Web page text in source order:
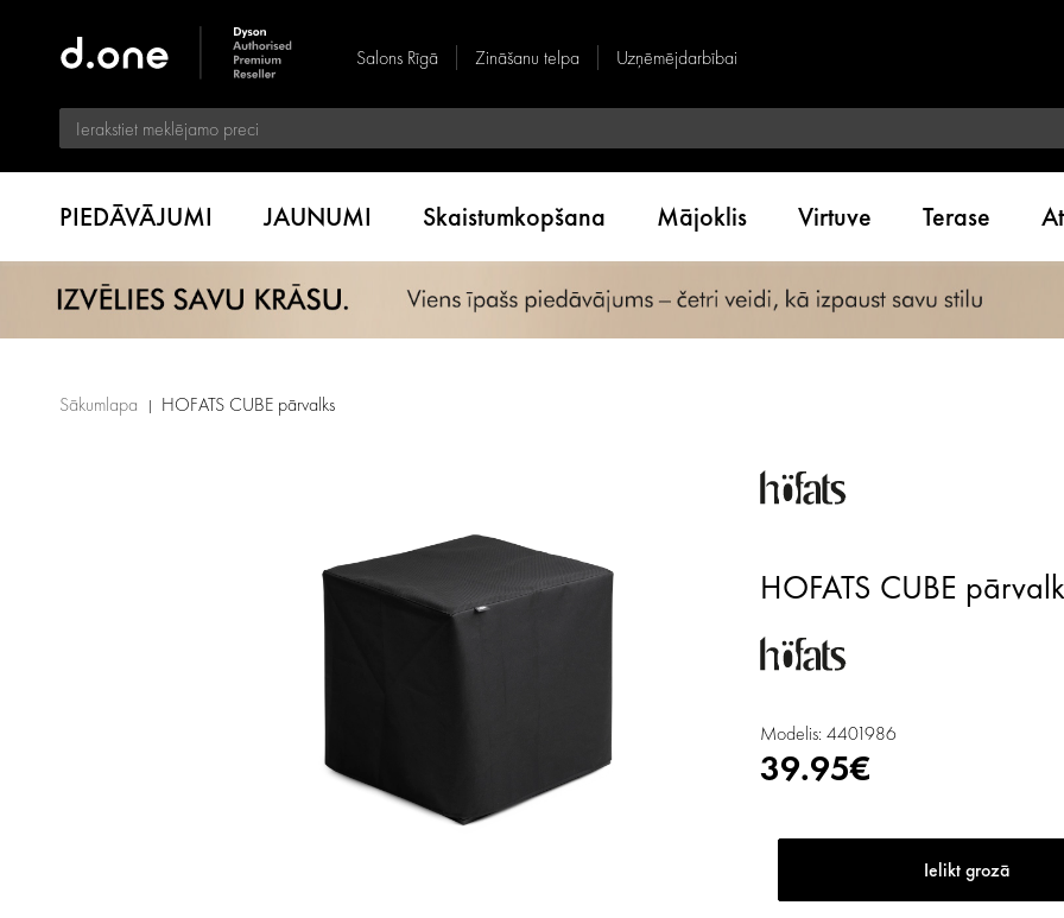
Salons Rīgā Zināšanu telpa Uzņēmējdarbībai
PIEDĀVĀJUMI JAUNUMI Skaistumkopšana Mājoklis Virtuve Terase
Sākumlapa HOFATS CUBE pārvalks
HOFATS CUBE
Modelis: 4401986
39.95€